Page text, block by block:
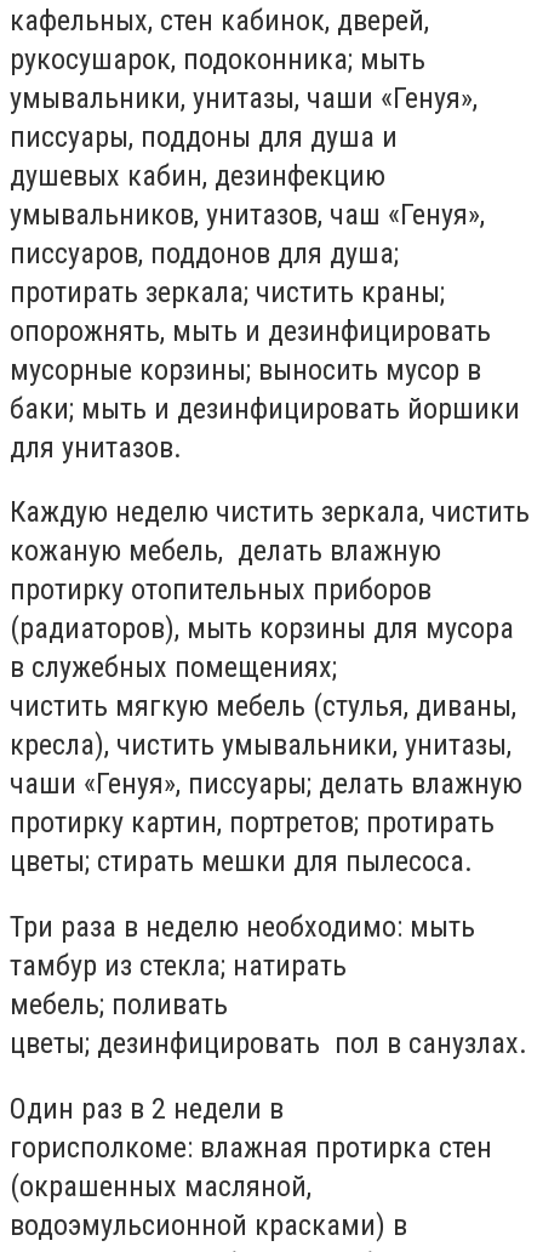
кафельных, стен кабинок, дверей,
рукосушарок, подоконника; мыть
умывальники, унитазы, чаши «Генуя»,
писсуары, поддоны для душа и
душевых кабин, дезинфекцию
умывальников, унитазов, чаш «Генуя»,
писсуаров, поддонов для душа;
протирать зеркала; чистить краны;
опорожнять, мыть и дезинфицировать
мусорные корзины; выносить мусор в
баки; мыть и дезинфицировать йоршики
для унитазов.
Каждую неделю чистить зеркала, чистить
кожаную мебель, делать влажную
протирку отопительных приборов
(радиаторов), мыть корзины для мусора
в служебных помещениях;
чистить мягкую мебель (стулья, диваны,
кресла), чистить умывальники, унитазы,
чаши «Генуя», писсуары; делать влажную
протирку картин, портретов; протирать
цветы; стирать мешки для пылесоса.
Три раза в неделю необходимо: мыть
тамбур из стекла; натирать
мебель; поливать
цветы; дезинфицировать пол в санузлах.
Один раз в 2 недели в
горисполкоме: влажная протирка стен
(окрашенных масляной,
водоэмульсионной красками) в